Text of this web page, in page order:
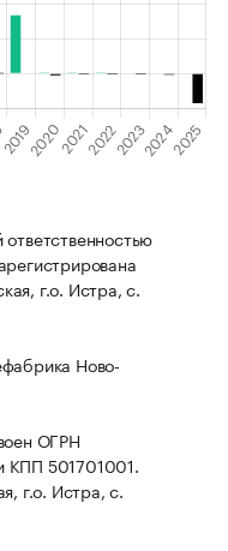
г.о. Истра, с.
Ново-
ОГРН
501701001.
г.о. Истра, с.